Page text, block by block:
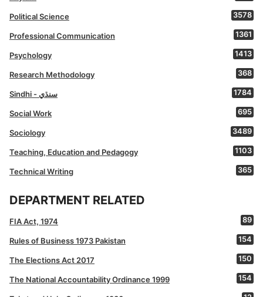
Political Science 3578
Professional Communication 1361
Psychology 1413
Research Methodology 368
Sindhi - سنڌي 1784
Social Work 695
Sociology 3489
Teaching, Education and Pedagogy 1103
Technical Writing 365
DEPARTMENT RELATED
FIA Act, 1974 89
Rules of Business 1973 Pakistan 154
The Elections Act 2017 150
The National Accountability Ordinance 1999 154